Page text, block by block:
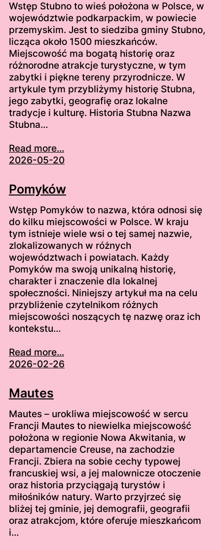
Wstęp Stubno to wieś położona w Polsce, w
województwie podkarpackim, w powiecie
przemyskim. Jest to siedziba gminy Stubno,
licząca około 1500 mieszkańców.
Miejscowość ma bogatą historię oraz
różnorodne atrakcje turystyczne, w tym
zabytki i piękne tereny przyrodnicze. W
artykule tym przybliżymy historię Stubna,
jego zabytki, geografię oraz lokalne
tradycje i kulturę. Historia Stubna Nazwa
Stubna…
Read more...
2026-05-20
Pomyków
Wstęp Pomyków to nazwa, która odnosi się
do kilku miejscowości w Polsce. W kraju
tym istnieje wiele wsi o tej samej nazwie,
zlokalizowanych w różnych
województwach i powiatach. Każdy
Pomyków ma swoją unikalną historię,
charakter i znaczenie dla lokalnej
społeczności. Niniejszy artykuł ma na celu
przybliżenie czytelnikom różnych
miejscowości noszących tę nazwę oraz ich
kontekstu…
Read more...
2026-02-26
Mautes
Mautes – urokliwa miejscowość w sercu
Francji Mautes to niewielka miejscowość
położona w regionie Nowa Akwitania, w
departamencie Creuse, na zachodzie
Francji. Zbiera na sobie cechy typowej
francuskiej wsi, a jej malownicze otoczenie
oraz historia przyciągają turystów i
miłośników natury. Warto przyjrzeć się
bliżej tej gminie, jej demografii, geografii
oraz atrakcjom, które oferuje mieszkańcom
i…